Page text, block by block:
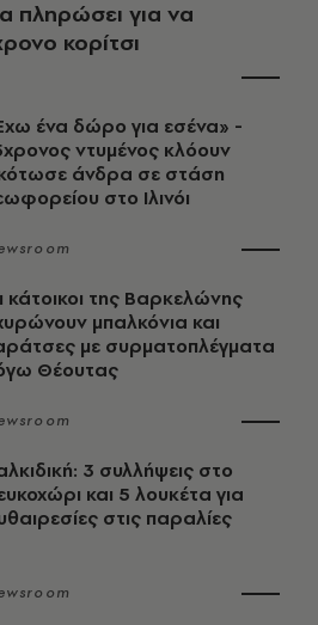
πληρώσει για να
κορίτσι
ένα δώρο για εσένα» -
ντυμένος κλόουν
άνδρα σε στάση
στο Ιλινόι
κάτοικοι της Βαρκελώνης
μπαλκόνια και
με συρματοπλέγματα
Θέουτας
3 συλλήψεις στο
και 5 λουκέτα για
στις παραλίες